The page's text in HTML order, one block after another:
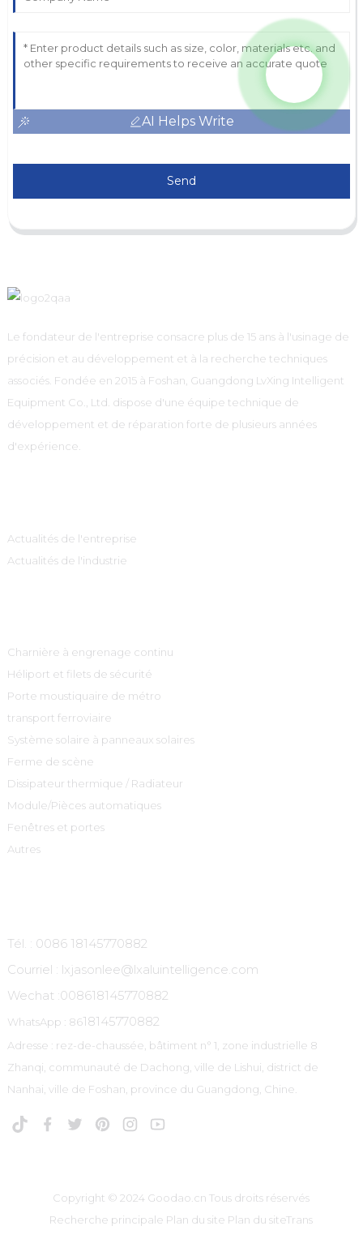
AI Helps Write
Send
Le fondateur de l'entreprise consacre plus de 15 ans à l'usinage de
précision et au développement et à la recherche techniques
associés. Fondée en 2015 à Foshan, Guangdong LvXing Intelligent
Equipment Co., Ltd. dispose d'une équipe technique de
développement et de réparation forte de plusieurs années
d'expérience.
Actualités de l'entreprise
Actualités de l'industrie
Charnière à engrenage continu
Héliport et filets de sécurité
Porte moustiquaire de métro
transport ferroviaire
Système solaire à panneaux solaires
Ferme de scène
Dissipateur thermique / Radiateur
Module/Pièces automatiques
Fenêtres et portes
Autres
Tél. : 0086 18145770882
Courriel : lxjasonlee@lxaluintelligence.com
Wechat :008618145770882
WhatsApp : 8618145770882
Adresse : rez-de-chaussée, bâtiment n° 1, zone industrielle 8
Zhanqi, communauté de Dachong, ville de Lishui, district de
Nanhai, ville de Foshan, province du Guangdong, Chine.
Copyright © 2024 Goodao.cn Tous droits réservés
Recherche principale Plan du site Plan du siteTrans